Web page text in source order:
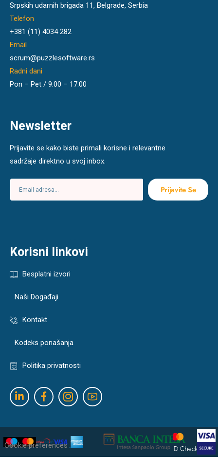
Srpskih udarnih brigada 11, Belgrade, Serbia
Telefon
+381 (11) 4034 282
Email
scrum@puzzlesoftware.rs
Radni dani
Pon – Pet / 9:00 – 17:00
Korisni linkovi
Besplatni izvori
Naši Događaji
Kontakt
Kodeks ponašanja
Politika privatnosti
Newsletter
Prijavite se kako biste primali korisne i relevantne
sadržaje direktno u svoj inbox.
Prijavite Se